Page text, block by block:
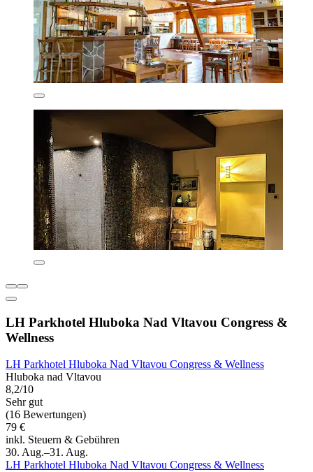
LH Parkhotel Hluboka Nad Vltavou Congress &
Wellness
LH Parkhotel Hluboka Nad Vltavou Congress & Wellness
Hluboka nad Vltavou
8,2/10
Sehr gut
(16 Bewertungen)
79 €
inkl. Steuern & Gebühren
30. Aug.–31. Aug.
LH Parkhotel Hluboka Nad Vltavou Congress & Wellness